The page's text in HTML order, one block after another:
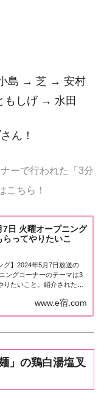
島 → 芝 → 安村
しげ → 水田
さん！
ーで行われた「3分
こちら！
7日 火曜オープニング
らってやりたいこ
グ】2024年5月7日放送の
ングコーナーのテーマは3
たいこと。紹介された商
てやりたいこと今日5月7
日。上川隆也さんとい...
www.e宿.com
」の鶏白湯塩叉